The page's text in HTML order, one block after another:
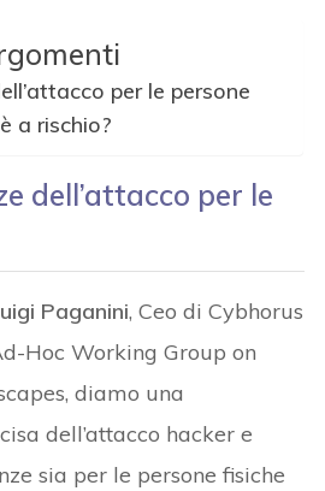
per le persone
a rischio?
dell’attacco per le
Paganini, Ceo di Cybhorus
Hoc Working Group on
diamo una
dell’attacco hacker e
sia per le persone fisiche